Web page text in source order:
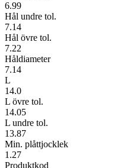
6.99
Hål undre tol.
7.14
Hål övre tol.
7.22
Håldiameter
7.14
L
14.0
L övre tol.
14.05
L undre tol.
13.87
Min. plåttjocklek
1.27
Produktkod